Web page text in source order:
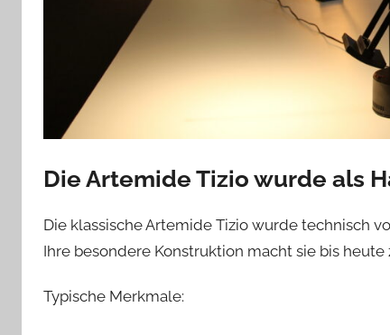
Die Artemide Tizio wurde als
Die klassische Artemide Tizio wurde technisch
Ihre besondere Konstruktion macht sie bis
Typische Merkmale: